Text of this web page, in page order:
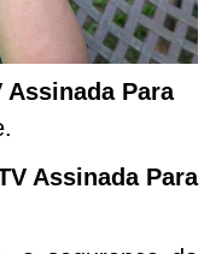
Assinada Para
Assinada Para